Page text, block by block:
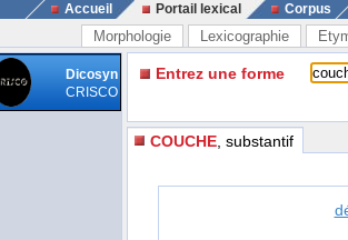
Accueil Portail lexical Corpus
Morphologie Lexicographie
Dicosyn
CRISCO
Entrez une forme
COUCHE , substantif